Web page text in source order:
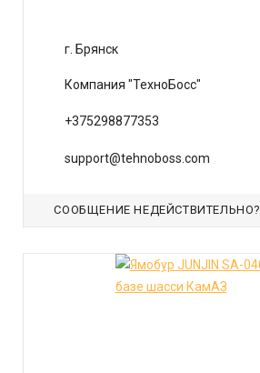
г. Брянск
Компания "ТехноБосс"
+375298877353
support@tehnoboss.com
СООБЩЕНИЕ НЕДЕЙСТВИТЕЛЬНО?